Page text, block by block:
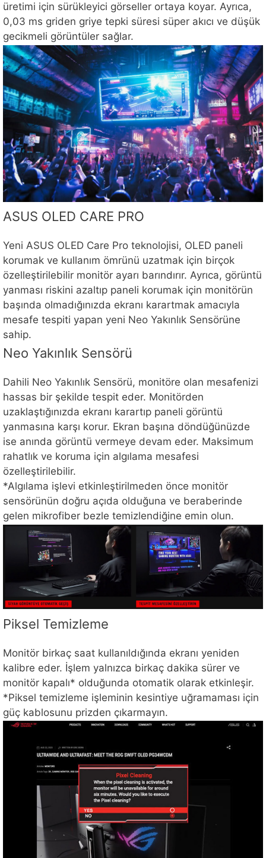
üretimi için sürükleyici görseller ortaya koyar. Ayrıca,
0,03 ms griden griye tepki süresi süper akıcı ve düşük
gecikmeli görüntüler sağlar.
ASUS OLED CARE PRO
Yeni ASUS OLED Care Pro teknolojisi, OLED paneli
korumak ve kullanım ömrünü uzatmak için birçok
özelleştirilebilir monitör ayarı barındırır. Ayrıca, görüntü
yanması riskini azaltıp paneli korumak için monitörün
başında olmadığınızda ekranı karartmak amacıyla
mesafe tespiti yapan yeni Neo Yakınlık Sensörüne
sahip.
Neo Yakınlık Sensörü
Dahili Neo Yakınlık Sensörü, monitöre olan mesafenizi
hassas bir şekilde tespit eder. Monitörden
uzaklaştığınızda ekranı karartıp paneli görüntü
yanmasına karşı korur. Ekran başına döndüğünüzde
ise anında görüntü vermeye devam eder. Maksimum
rahatlık ve koruma için algılama mesafesi
özelleştirilebilir.
*Algılama işlevi etkinleştirilmeden önce monitör
sensörünün doğru açıda olduğuna ve beraberinde
gelen mikrofiber bezle temizlendiğine emin olun.
Piksel Temizleme
Monitör birkaç saat kullanıldığında ekranı yeniden
kalibre eder. İşlem yalnızca birkaç dakika sürer ve
monitör kapalı* olduğunda otomatik olarak etkinleşir.
*Piksel temizleme işleminin kesintiye uğramaması için
güç kablosunu prizden çıkarmayın.